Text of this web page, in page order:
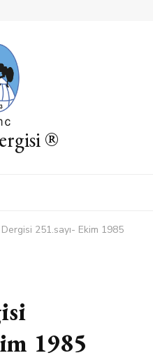
®
251.sayı- Ekim 1985
1985